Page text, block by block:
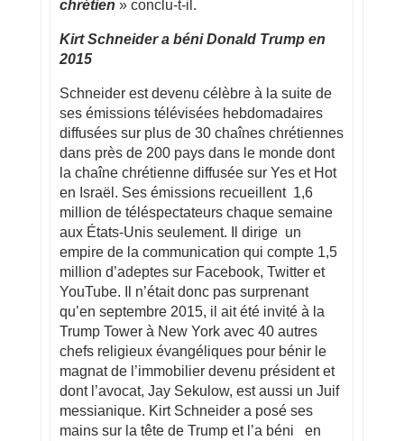
chrétien » conclu-t-il.
Kirt Schneider a béni Donald Trump en
2015
Schneider est devenu célèbre à la suite de
ses émissions télévisées hebdomadaires
diffusées sur plus de 30 chaînes chrétiennes
dans près de 200 pays dans le monde dont
la chaîne chrétienne diffusée sur Yes et Hot
en Israël. Ses émissions recueillent 1,6
million de téléspectateurs chaque semaine
aux États-Unis seulement. Il dirige un
empire de la communication qui compte 1,5
million d’adeptes sur Facebook, Twitter et
YouTube. Il n’était donc pas surprenant
qu’en septembre 2015, il ait été invité à la
Trump Tower à New York avec 40 autres
chefs religieux évangéliques pour bénir le
magnat de l’immobilier devenu président et
dont l’avocat, Jay Sekulow, est aussi un Juif
messianique. Kirt Schneider a posé ses
mains sur la tête de Trump et l’a béni en